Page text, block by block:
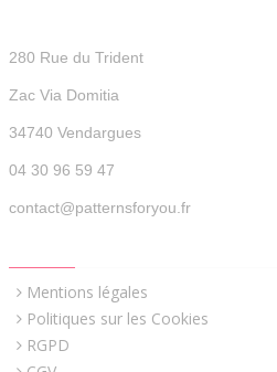
280 Rue du Trident
Zac Via Domitia
34740 Vendargues
04 30 96 59 47
contact@patternsforyou.fr
Mentions légales
Politiques sur les Cookies
RGPD